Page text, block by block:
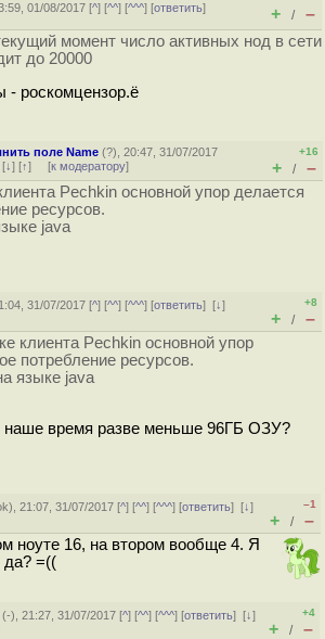
01/08/2017 [^] [^^] [^^^] [ответить]
+ / –
момент число активных нод в сети
до 20000
- роскомцензор.ё
поле Name (?), 20:47, 31/07/2017
[↓] [↑] [к модератору]
+16
+ / –
Pechkin основной упор делается
ресурсов.
java
31/07/2017 [^] [^^] [^^^] [ответить][↓]
+8
+ / –
клиента Pechkin основной упор
потребление ресурсов.
языке java
наше время разве меньше 96ГБ ОЗУ?
), 21:07, 31/07/2017 [^] [^^] [^^^] [ответить][↓]
–1
+ / –
ноуте 16, на втором вообще 4. Я
=((
(-), 21:27, 31/07/2017 [^] [^^] [^^^] [ответить][↓]
+4
+ / –